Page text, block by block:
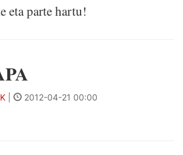
eta parte hartu!
2012-04-21 00:00